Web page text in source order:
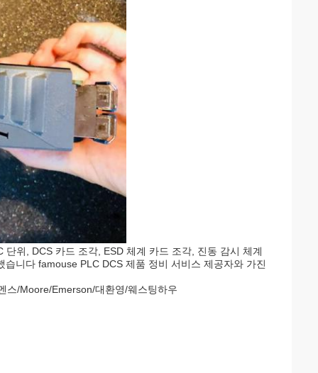
위, DCS 카드 조각, ESD 체계 카드 조각, 진동 감시 체계
니다 famouse PLC DCS 제품 정비 서비스 제공자와 가진
스/Moore/Emerson/대환영/웨스팅하우